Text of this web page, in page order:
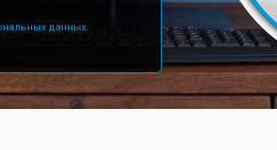
данных.